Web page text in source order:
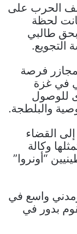
الحرب على
لحظة
طالبي
التجويع.
فرصة
في غزة
للوصول
والبلطجة.
القضاء
وكالة
“أونروا”
واسع في
بدور في